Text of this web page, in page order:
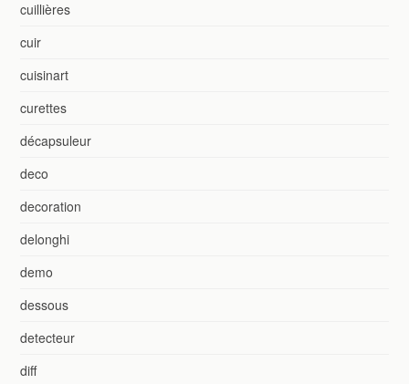
cuillières
cuir
cuisinart
curettes
décapsuleur
deco
decoration
delonghi
demo
dessous
detecteur
diff